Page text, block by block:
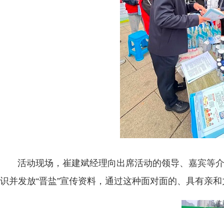
活动现场，崔建斌经理向出席活动的领导、嘉宾等介
识并发放“晋盐”宣传资料，通过这种面对面的、具有亲